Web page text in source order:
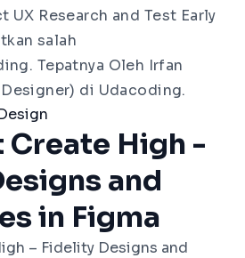
Research and Test Early
salah
Tepatnya Oleh Irfan
Designer) di Udacoding.
High -
and
in Figma
– Fidelity Designs and